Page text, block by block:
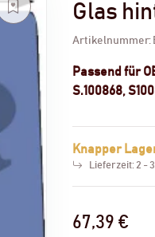
Glas
Artikelnummer:
Passend für
S.100868,
Knapper
Lieferzeit:2 -
67,39 €